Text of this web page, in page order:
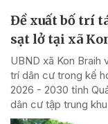
Đề xuất bố trí
sạt lở tại xã
UBND xã Kon
trí dân cư trong kế
2026 - 2030 tỉnh
dân cư tập trung